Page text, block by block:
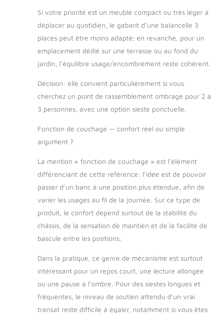
balancelle Hollywood
est très stable, elle a
une bonne capacité
de charge (330kg) et
vie. Réglable et
au toit réglable
librement, vous
profiter de l'ombre
polyester épais du
toit rend la balancelle
aux UV, respirante et
imperméable. C'est
pourquoi la
balancelle Hollywood
par exemple le
terrasse, etc.
Amovible pour le
nettoyage : chaque
coussin est fixé au
Si votre priorité est un meuble compact ou très léger à
déplacer au quotidien, le gabarit d’une balancelle 3
places peut être moins adapté; en revanche, pour un
emplacement dédié sur une terrasse ou au fond du
jardin, l’équilibre usage/encombrement reste cohérent.
Décision: elle convient particulièrement si vous
cherchez un point de rassemblement ombragé pour 2 à
3 personnes, avec une option sieste ponctuelle.
Fonction de couchage — confort réel ou simple
argument ?
La mention « fonction de couchage » est l’élément
différenciant de cette référence: l’idée est de pouvoir
passer d’un banc à une position plus étendue, afin de
varier les usages au fil de la journée. Sur ce type de
produit, le confort dépend surtout de la stabilité du
châssis, de la sensation de maintien et de la facilité de
bascule entre les positions.
Dans la pratique, ce genre de mécanisme est surtout
intéressant pour un repos court, une lecture allongée
ou une pause à l’ombre. Pour des siestes longues et
fréquentes, le niveau de soutien attendu d’un vrai
transat reste difficile à égaler, notamment si vous êtes